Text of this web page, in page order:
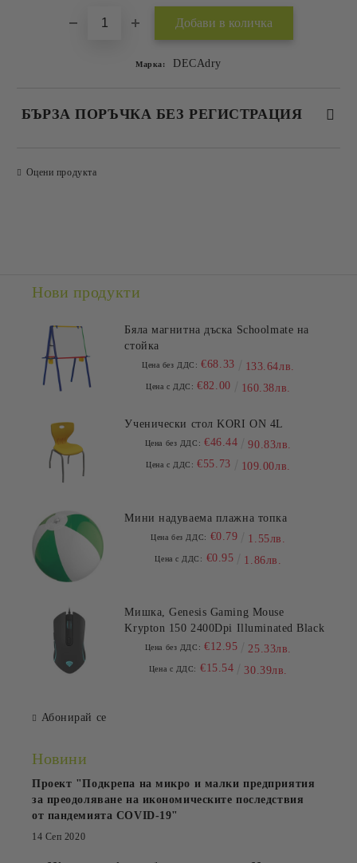
Марка: DECAdry
БЪРЗА ПОРЪЧКА БЕЗ РЕГИСТРАЦИЯ
Оцени продукта
Нови продукти
Бяла магнитна дъска Schoolmate на
стойка
Цена без ДДС: €68.33 133.64лв.
Цена с ДДС: €82.00 160.38лв.
Ученически стол KORI ON 4L
Цена без ДДС: €46.44 90.83лв.
Цена с ДДС: €55.73 109.00лв.
Мини надуваема плажна топка
Цена без ДДС: €0.79 1.55лв.
Цена с ДДС: €0.95 1.86лв.
Мишка, Genesis Gaming Mouse
Krypton 150 2400Dpi Illuminated Black
Цена без ДДС: €12.95 25.33лв.
Цена с ДДС: €15.54 30.39лв.
Абонирай се
Новини
Проект "Подкрепа на микро и малки предприятия
за преодоляване на икономическите последствия
от пандемията COVID-19"
14 Сеп 2020